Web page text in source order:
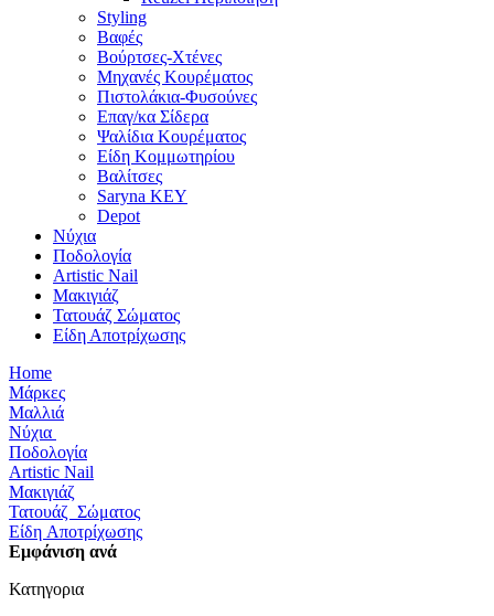
Styling
Βαφές
Βούρτσες-Χτένες
Μηχανές Κουρέματος
Πιστολάκια-Φυσούνες
Επαγ/κα Σίδερα
Ψαλίδια Κουρέματος
Είδη Κομμωτηρίου
Βαλίτσες
Saryna KEY
Depot
Νύχια
Ποδολογία
Artistic Nail
Μακιγιάζ
Τατουάζ Σώματος
Είδη Αποτρίχωσης
Home
Μάρκες
Μαλλιά
Νύχια
Ποδολογία
Artistic Nail
Μακιγιάζ
Τατουάζ Σώματος
Είδη Αποτρίχωσης
Εμφάνιση ανά
Κατηγορια